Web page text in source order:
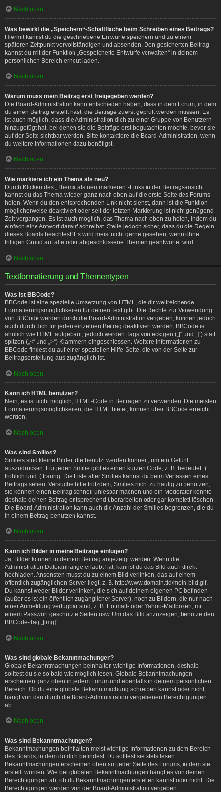
Nach oben
Was bewirkt die „Speichern“-Schaltfläche beim Schreiben eines Beitrags?
Hiermit kannst du die geschriebene Entwürfe speichern und zu einem
späteren Zeitpunkt vervollständigen und absenden. Den gesicherten Beitrag
kannst du mit der Funktion „Gespeicherte Entwürfe verwalten“ in deinem
persönlichen Bereich erneut laden.
Nach oben
Warum muss mein Beitrag erst freigegeben werden?
Die Board-Administration kann entschieden haben, dass in dem Forum, in dem
du einen Beitrag erstellt hast, die Beiträge zuerst geprüft werden müssen. Es
ist auch möglich, dass die Administration dich zu einer Gruppe von Benutzern
hinzugefügt hat, bei denen sie die Beiträge erst begutachten möchte, bevor sie
auf der Seite sichtbar werden. Bitte kontaktiere die Board-Administration, wenn
du weitere Informationen dazu benötigst.
Nach oben
Wie markiere ich ein Thema als neu?
Durch Klicken des „Thema als neu markieren“-Links in der Beitragsansicht
kannst du das Thema wieder ganz nach oben auf die erste Seite des Forums
holen. Wenn du den entsprechenden Link nicht siehst, dann ist die Funktion
möglicherweise deaktiviert oder seit der letzten Markierung ist nicht genügend
Zeit vergangen. Es ist auch möglich, das Thema nach oben zu holen, indem du
einfach eine Antwort darauf schreibst. Stelle jedoch sicher, dass du die Regeln
dieses Boards beachtest! Es wird meist nicht gerne gesehen, wenn ohne
triftigen Grund auf alte oder abgeschlossene Themen geantwortet wird.
Nach oben
Textformatierung und Thementypen
Was ist BBCode?
BBCode ist eine spezielle Umsetzung von HTML, die dir weitreichende
Formatierungsmöglichkeiten für deinen Text gibt. Die Rechte zur Verwendung
von BBCode werden durch die Board-Administration vergeben, können jedoch
auch durch dich für jeden einzelnen Beitrag deaktiviert werden. BBCode ist
ähnlich wie HTML aufgebaut, jedoch werden Tags von eckigen („[“ und „]“) statt
spitzen („<“ und „>“) Klammern eingeschlossen. Weitere Informationen zu
BBCode findest du auf einer speziellen Hilfe-Seite, die von der Seite zur
Beitragserstellung aus zugänglich ist.
Nach oben
Kann ich HTML benutzen?
Nein, es ist nicht möglich, HTML-Code in Beiträgen zu verwenden. Die meisten
Formatierungsmöglichkeiten, die HTML bietet, können über BBCode erreicht
werden.
Nach oben
Was sind Smilies?
Smilies sind kleine Bilder, die benutzt werden können, um ein Gefühl
auszudrücken. Für jeden Smilie gibt es einen kurzen Code, z. B. bedeutet :)
fröhlich und :( traurig. Die Liste aller Smilies kannst du beim Verfassen eines
Beitrags sehen. Versuche bitte trotzdem, Smilies nicht zu häufig zu benutzen,
sie können einen Beitrag schnell unlesbar machen und ein Moderator könnte
deshalb deinen Beitrag entsprechend überarbeiten oder gar komplett löschen.
Die Board-Administration kann auch die Anzahl der Smilies begrenzen, die du
in einem Beitrag benutzen kannst.
Nach oben
Kann ich Bilder in meine Beiträge einfügen?
Ja, Bilder können in deinem Beitrag angezeigt werden. Wenn die
Administration Dateianhänge erlaubt hat, kannst du das Bild auch direkt
hochladen. Ansonsten musst du zu einem Bild verlinken, das auf einem
öffentlich zugänglichen Server liegt, z. B. http://www.domain.tld/mein-bild.gif.
Du kannst weder Bilder verlinken, die sich auf deinem eigenen PC befinden
(außer es ist ein öffentlich zugänglicher Server), noch zu Bildern, die nur nach
einer Anmeldung verfügbar sind, z. B. Hotmail- oder Yahoo-Mailboxen, mit
einem Passwort geschützte Seiten usw. Um das Bild anzuzeigen, benutze den
BBCode-Tag „[img]“.
Nach oben
Was sind globale Bekanntmachungen?
Globale Bekanntmachungen beinhalten wichtige Informationen, deshalb
solltest du sie so bald wie möglich lesen. Globale Bekanntmachungen
erscheinen ganz oben in jedem Forum und ebenfalls in deinem persönlichen
Bereich. Ob du eine globale Bekanntmachung schreiben kannst oder nicht,
hängt von den durch die Board-Administration vergebenen Berechtigungen
ab.
Nach oben
Was sind Bekanntmachungen?
Bekanntmachungen beinhalten meist wichtige Informationen zu dem Bereich
des Boards, in dem du dich befindest. Du solltest sie stets lesen.
Bekanntmachungen erscheinen oben auf jeder Seite des Forums, in dem sie
erstellt wurden. Wie bei globalen Bekanntmachungen hängt es von deinen
Berechtigungen ab, ob du Bekanntmachungen erstellen kannst oder nicht. Die
Berechtigungen werden von der Board-Administration vergeben.